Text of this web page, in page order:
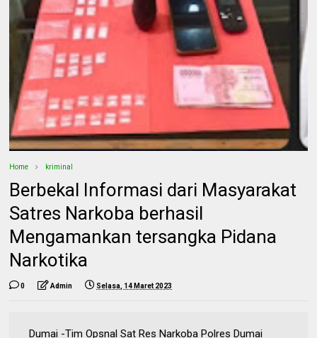
Home kriminal
Berbekal Informasi dari Masyarakat
Satres Narkoba berhasil
Mengamankan tersangka Pidana
Narkotika
0 Admin Selasa, 14 Maret 2023
Dumai -Tim Opsnal Sat Res Narkoba Polres Dumai